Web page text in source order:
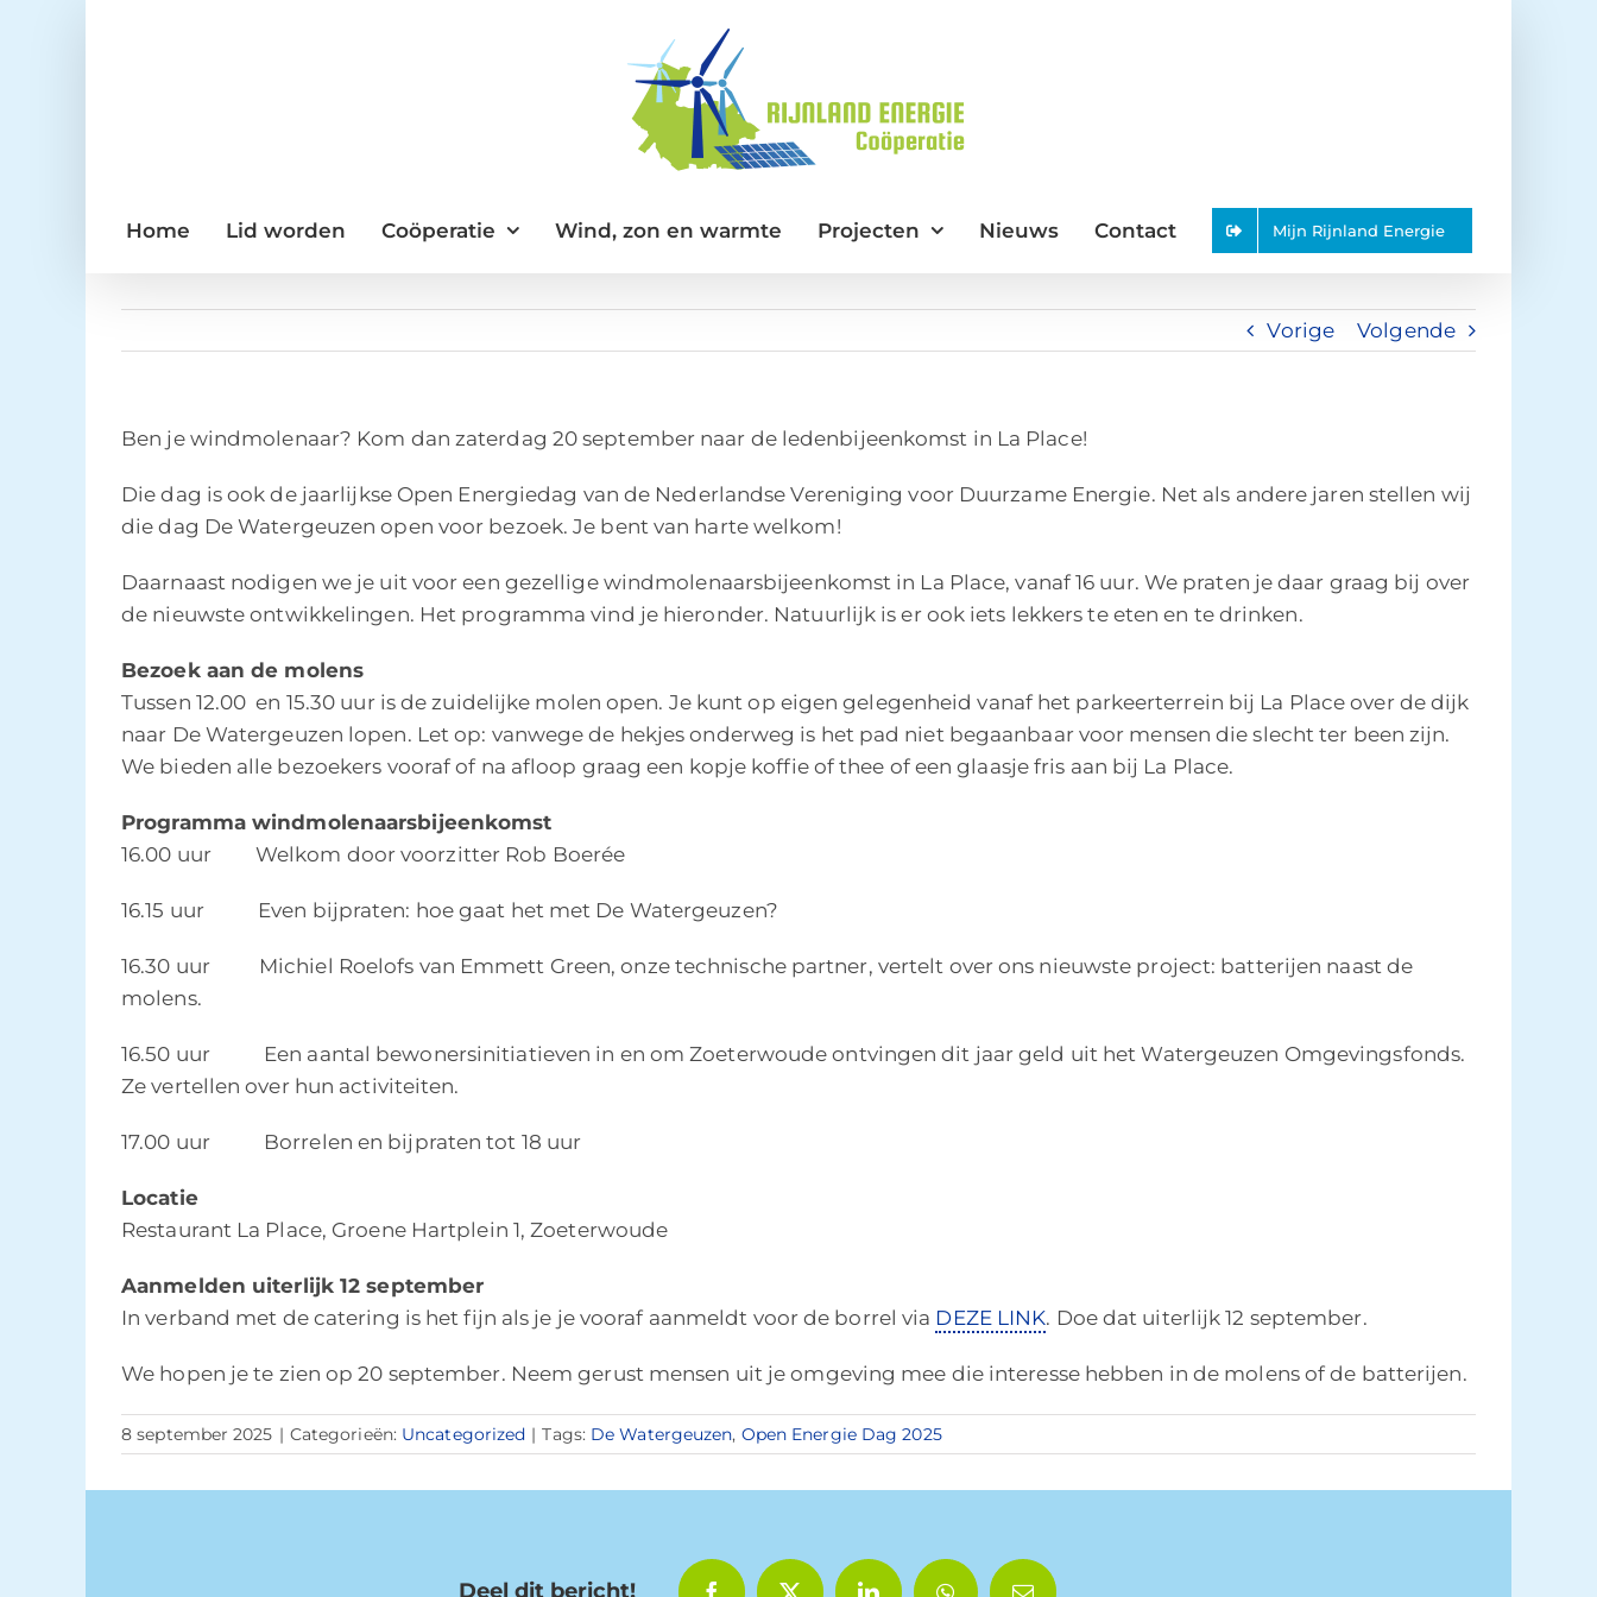
Home Lid worden Coöperatie Wind, zon en warmte Projecten Nieuws Contact Mijn Rijnland Energie
Vorige Volgende
Ben je windmolenaar? Kom dan zaterdag 20 september naar de ledenbijeenkomst in La Place!
Die dag is ook de jaarlijkse Open Energiedag van de Nederlandse Vereniging voor Duurzame Energie. Net als andere jaren stellen wij
die dag De Watergeuzen open voor bezoek. Je bent van harte welkom!
Daarnaast nodigen we je uit voor een gezellige windmolenaarsbijeenkomst in La Place, vanaf 16 uur. We praten je daar graag bij over
de nieuwste ontwikkelingen. Het programma vind je hieronder. Natuurlijk is er ook iets lekkers te eten en te drinken.
Bezoek aan de molens
Tussen 12.00 en 15.30 uur is de zuidelijke molen open. Je kunt op eigen gelegenheid vanaf het parkeerterrein bij La Place over de dijk
naar De Watergeuzen lopen. Let op: vanwege de hekjes onderweg is het pad niet begaanbaar voor mensen die slecht ter been zijn.
We bieden alle bezoekers vooraf of na afloop graag een kopje koffie of thee of een glaasje fris aan bij La Place.
Programma windmolenaarsbijeenkomst
16.00 uur Welkom door voorzitter Rob Boerée
16.15 uur Even bijpraten: hoe gaat het met De Watergeuzen?
16.30 uur Michiel Roelofs van Emmett Green, onze technische partner, vertelt over ons nieuwste project: batterijen naast de
molens.
16.50 uur Een aantal bewonersinitiatieven in en om Zoeterwoude ontvingen dit jaar geld uit het Watergeuzen Omgevingsfonds.
Ze vertellen over hun activiteiten.
17.00 uur Borrelen en bijpraten tot 18 uur
Locatie
Restaurant La Place, Groene Hartplein 1, Zoeterwoude
Aanmelden uiterlijk 12 september
In verband met de catering is het fijn als je je vooraf aanmeldt voor de borrel via DEZE LINK. Doe dat uiterlijk 12 september.
We hopen je te zien op 20 september. Neem gerust mensen uit je omgeving mee die interesse hebben in de molens of de batterijen.
8 september 2025 | Categorieën: Uncategorized | Tags: De Watergeuzen, Open Energie Dag 2025
Deel dit bericht!